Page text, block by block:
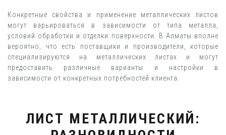
Конкретные свойства и применение металлических листов
могут варьироваться в зависимости от типа металла,
условий обработки и отделки поверхности. В Алматы вполне
вероятно, что есть поставщики и производители, которые
специализируются на металлических листах и могут
предоставить различные варианты и настройки в
зависимости от конкретных потребностей клиента.
ЛИСТ МЕТАЛЛИЧЕСКИЙ: